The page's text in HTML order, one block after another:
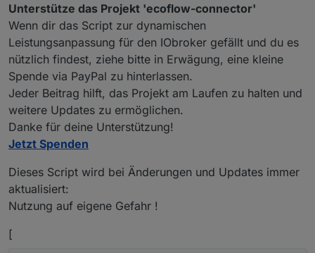
let tempConfigData =
if (typeof tempConfigData !== 'object' &&
tempConfigData =
        }
if (typeof tempConfigData === 'object' &&
if (tempConfigData.email !== undefined)
                ConfigData = tempConfigData;
                //log("wurde geladen als object")
            }
        }
log("Konfiguration wurde nicht geladen: " +
    }
}
Unterstütze das Projekt 'ecoflow-connector'
Wenn dir das Script zur dynamischen
Leistungsanpassung für den IObroker gefällt und du es
nützlich findest, ziehe bitte in Erwägung, eine kleine
Spende via PayPal zu hinterlassen.
Jeder Beitrag hilft, das Projekt am Laufen zu halten und
weitere Updates zu ermöglichen.
Danke für deine Unterstützung!
Jetzt Spenden
Dieses Script wird bei Änderungen und Updates immer
aktualisiert:
Nutzung auf eigene Gefahr !
[